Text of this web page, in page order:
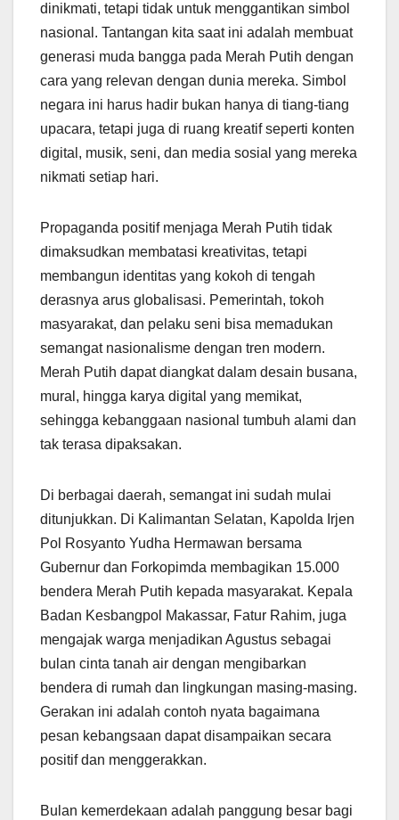
dinikmati, tetapi tidak untuk menggantikan simbol
nasional. Tantangan kita saat ini adalah membuat
generasi muda bangga pada Merah Putih dengan
cara yang relevan dengan dunia mereka. Simbol
negara ini harus hadir bukan hanya di tiang-tiang
upacara, tetapi juga di ruang kreatif seperti konten
digital, musik, seni, dan media sosial yang mereka
nikmati setiap hari.
Propaganda positif menjaga Merah Putih tidak
dimaksudkan membatasi kreativitas, tetapi
membangun identitas yang kokoh di tengah
derasnya arus globalisasi. Pemerintah, tokoh
masyarakat, dan pelaku seni bisa memadukan
semangat nasionalisme dengan tren modern.
Merah Putih dapat diangkat dalam desain busana,
mural, hingga karya digital yang memikat,
sehingga kebanggaan nasional tumbuh alami dan
tak terasa dipaksakan.
Di berbagai daerah, semangat ini sudah mulai
ditunjukkan. Di Kalimantan Selatan, Kapolda Irjen
Pol Rosyanto Yudha Hermawan bersama
Gubernur dan Forkopimda membagikan 15.000
bendera Merah Putih kepada masyarakat. Kepala
Badan Kesbangpol Makassar, Fatur Rahim, juga
mengajak warga menjadikan Agustus sebagai
bulan cinta tanah air dengan mengibarkan
bendera di rumah dan lingkungan masing-masing.
Gerakan ini adalah contoh nyata bagaimana
pesan kebangsaan dapat disampaikan secara
positif dan menggerakkan.
Bulan kemerdekaan adalah panggung besar bagi